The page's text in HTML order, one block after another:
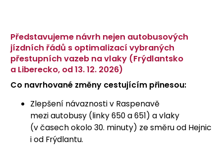
Představujeme návrh nejen autobusových
jízdních řádů s optimalizací vybraných
přestupních vazeb na vlaky (Frýdlantsko
a Liberecko, od 13. 12. 2026)
Co navrhované změny cestujícím přinesou:
Zlepšení návaznosti v Raspenavě
mezi autobusy (linky 650 a 651) a vlaky
(v časech okolo 30. minuty) ze směru od Hejnic
i od Frýdlantu.